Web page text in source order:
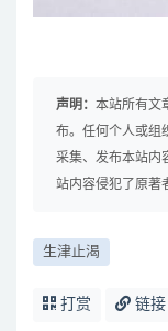
声明： 本站所有文
布。任何个人或组
采集、发布本站内
站内容侵犯了原著
生津止渴
打赏 链接